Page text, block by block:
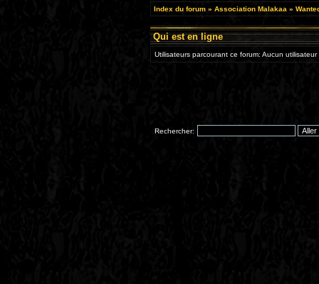
Index du forum » Association Malakaa »
Qui est en ligne
Utilisateurs parcourant ce forum: Aucun
Rechercher: